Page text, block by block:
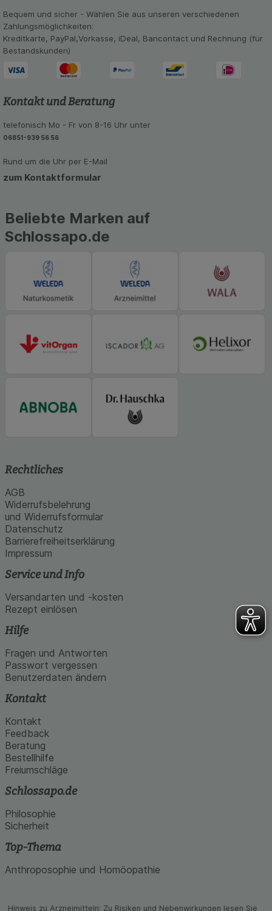
soziale Medien übertragen werden.
Bequem und sicher - Wählen Sie aus unseren verschiedenen
Zahlungsmöglichkeiten:
Kreditkarte, PayPal,Vorkasse, iDeal, Bancontact und Rechnung (für
Bestandskunden)
Kontakt und Beratung
telefonisch Mo - Fr von 8-16 Uhr unter
06851-939 56 56
Rund um die Uhr per E-Mail
zum Kontaktformular
Beliebte Marken auf
Schlossapo.de
Rechtliches
AGB
Widerrufsbelehrung
und Widerrufsformular
Datenschutz
Barrierefreiheitserklärung
Impressum
Service und Info
Versandarten und -kosten
Rezept einlösen
Hilfe
Fragen und Antworten
Passwort vergessen
Benutzerdaten ändern
Kontakt
Kontakt
Feedback
Beratung
Bestellhilfe
Freiumschläge
Schlossapo.de
Philosophie
Sicherheit
Top-Thema
Anthroposophie und Homöopathie
Hinweis zu Arzneimitteln: Zu Risiken und Neben­wirkungen lesen Sie